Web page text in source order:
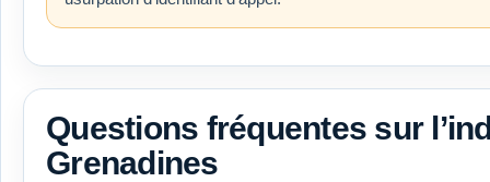
Questions fréquentes sur
Grenadines